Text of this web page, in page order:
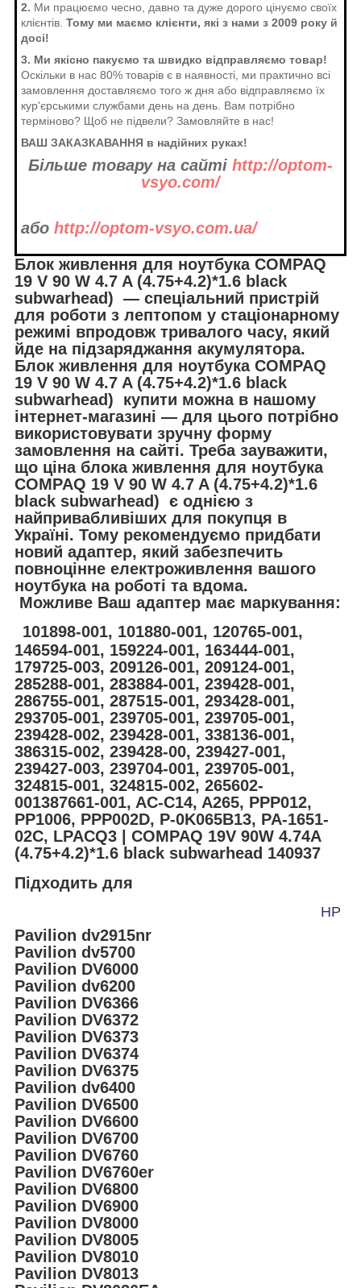
2. Ми працюємо чесно, давно та дуже дорого цінуємо своїх
клієнтів. Тому ми маємо клієнти, які з нами з 2009 року й
досі!
3. Ми якісно пакуємо та швидко відправляємо товар!
Оскільки в нас 80% товарів є в наявності, ми практично всі
замовлення доставляємо того ж дня або відправляємо їх
кур'єрськими службами день на день. Вам потрібно
терміново? Щоб не підвели? Замовляйте в нас!
ВАШ ЗАКАЗКАВАННЯ в надійних руках!
Більше товару на сайті http://optom-
vsyo.com/
або http://optom-vsyo.com.ua/
Блок живлення для ноутбука COMPAQ
19 V 90 W 4.7 A (4.75+4.2)*1.6 black
subwarhead) — спеціальний пристрій
для роботи з лептопом у стаціонарному
режимі впродовж тривалого часу, який
йде на підзаряджання акумулятора.
Блок живлення для ноутбука COMPAQ
19 V 90 W 4.7 A (4.75+4.2)*1.6 black
subwarhead) купити можна в нашому
інтернет-магазині — для цього потрібно
використовувати зручну форму
замовлення на сайті. Треба зауважити,
що ціна блока живлення для ноутбука
COMPAQ 19 V 90 W 4.7 A (4.75+4.2)*1.6
black subwarhead) є однією з
найпривабливіших для покупця в
Україні. Тому рекомендуємо придбати
новий адаптер, який забезпечить
повноцінне електроживлення вашого
ноутбука на роботі та вдома.
Можливе Ваш адаптер має маркування:
101898-001, 101880-001, 120765-001,
146594-001, 159224-001, 163444-001,
179725-003, 209126-001, 209124-001,
285288-001, 283884-001, 239428-001,
286755-001, 287515-001, 293428-001,
293705-001, 239705-001, 239705-001,
239428-002, 239428-001, 338136-001,
386315-002, 239428-00, 239427-001,
239427-003, 239704-001, 239705-001,
324815-001, 324815-002, 265602-
001387661-001, AC-C14, A265, PPP012,
PP1006, PPP002D, P-0K065B13, PA-1651-
02C, LPACQ3 | COMPAQ 19V 90W 4.74A
(4.75+4.2)*1.6 black subwarhead 140937
Підходить для
HP
Pavilion dv2915nr
Pavilion dv5700
Pavilion DV6000
Pavilion dv6200
Pavilion DV6366
Pavilion DV6372
Pavilion DV6373
Pavilion DV6374
Pavilion DV6375
Pavilion dv6400
Pavilion DV6500
Pavilion DV6600
Pavilion DV6700
Pavilion DV6760
Pavilion DV6760er
Pavilion DV6800
Pavilion DV6900
Pavilion DV8000
Pavilion DV8005
Pavilion DV8010
Pavilion DV8013